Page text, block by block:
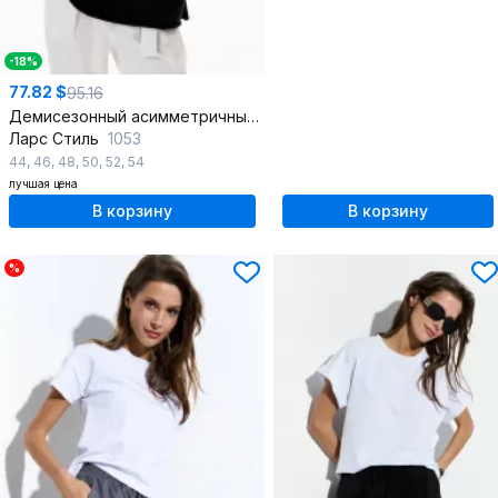
-18%
77.82 $95.16
Демисезонный асимметричный блузон oversize с пайетками
Ларс Стиль 1053
44, 46, 48, 50, 52, 54
лучшая цена
В корзину В корзину
%